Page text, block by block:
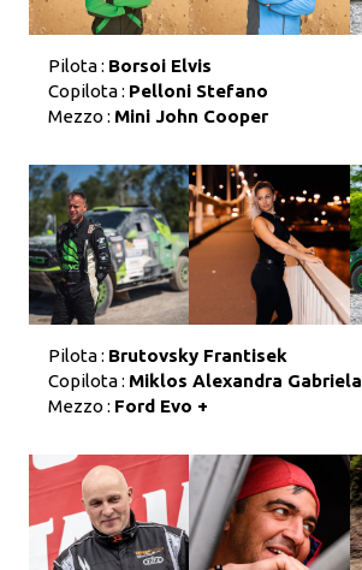
Pilota : Borsoi Elvis
Copilota : Pelloni Stefano
Mezzo : Mini John Cooper
Pilota : Brutovsky Frantisek
Copilota : Miklos Alexandra Gabriela
Mezzo : Ford Evo +